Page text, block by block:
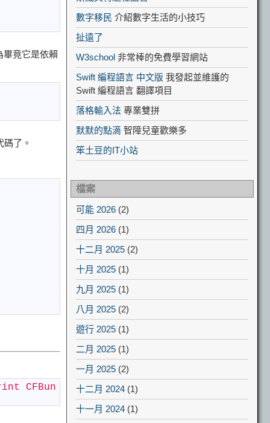
畢竟它是依賴
了。
CFBun
數字移民 介紹數字生活的小技巧
扯遠了
W3school 非常棒的免費學習網站
Swift 編程語言 中文版 我發起並維護的
Swift 編程語言 翻譯項目
落格輸入法 專業雙拼
默默的點滴 智障兒童歡樂多
笨土豆的IT小站
檔案
可能 2026 (2)
四月 2026 (1)
十二月 2025 (2)
十月 2025 (1)
九月 2025 (1)
八月 2025 (2)
遊行 2025 (1)
二月 2025 (1)
一月 2025 (2)
十二月 2024 (1)
十一月 2024 (1)